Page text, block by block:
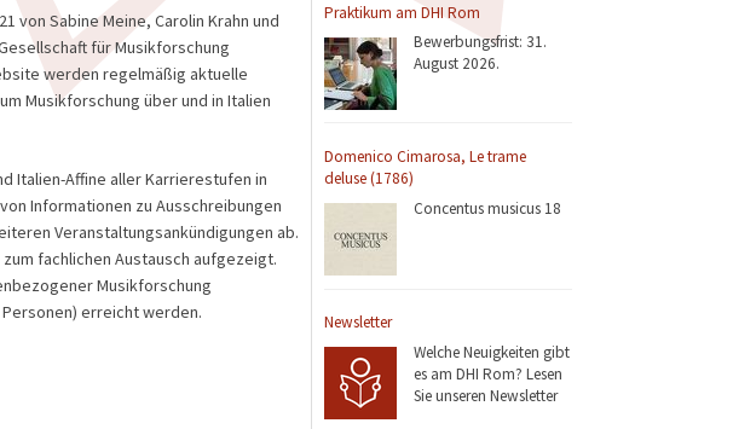
Praktikum am DHI Rom
Bewerbungsfrist: 31.
August 2026.
Domenico Cimarosa, Le trame
deluse (1786)
Concentus musicus 18
Newsletter
Welche Neuigkeiten gibt
es am DHI Rom? Lesen
Sie unseren Newsletter
von Sabine Meine, Carolin Krahn und
für Musikforschung
werden regelmäßig aktuelle
Musikforschung über und in Italien
Italien-Affine aller Karrierestufen in
Informationen zu Ausschreibungen
Veranstaltungsankündigungen ab.
fachlichen Austausch aufgezeigt.
Musikforschung
erreicht werden.